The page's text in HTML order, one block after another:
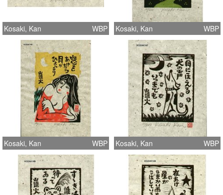
Kosaki, Kan WBP Kosaki, Kan WBP
Kosaki, Kan WBP Kosaki, Kan WBP